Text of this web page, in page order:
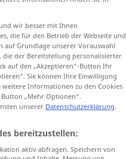
wir besser mit Ihnen
die für den Betrieb der Webseite und
auf Grundlage unserer Vorauswahl
die der Bereitstellung personalisierter
auf den „Akzeptieren“-Button Ihr
Sie können Ihre Einwilligung
Informationen zu den Cookies
„Mehr Optionen“.
unserer Datenschutzerklärung.
bereitzustellen:
aktiv abfragen. Speichern von